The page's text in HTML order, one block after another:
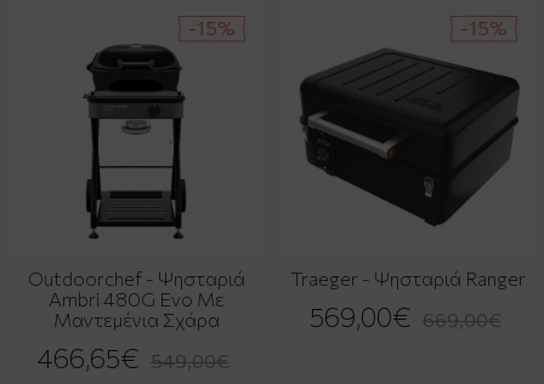
-15%
Outdoorchef - Ψησταριά
Ambri 480G Evo Με
Μαντεμένια Σχάρα
466,65€ 549,00€
-15%
Traeger - Ψησταριά Ranger
569,00€ 669,00€